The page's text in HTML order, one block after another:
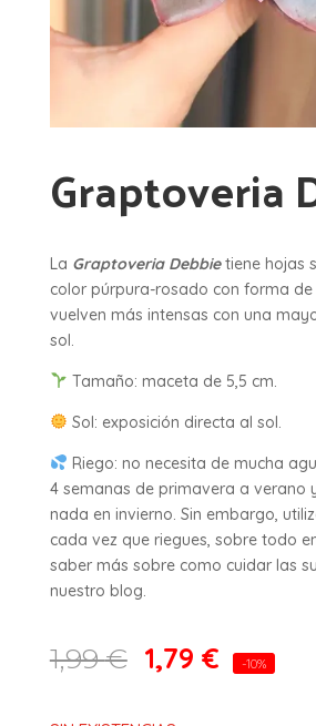
Graptoveria
La Graptoveria Debbietiene hojas
color púrpura-rosado con forma de
vuelven más intensas con una
sol.
Tamaño: maceta de 5,5 cm.
Sol: exposición directa al sol.
Riego: no necesita de mucha
4 semanas de primavera a verano
nada en invierno. Sin embargo,
cada vez que riegues, sobre todo
saber más sobre como cuidar las
nuestro blog.
1,99€ 1,79 € -10%